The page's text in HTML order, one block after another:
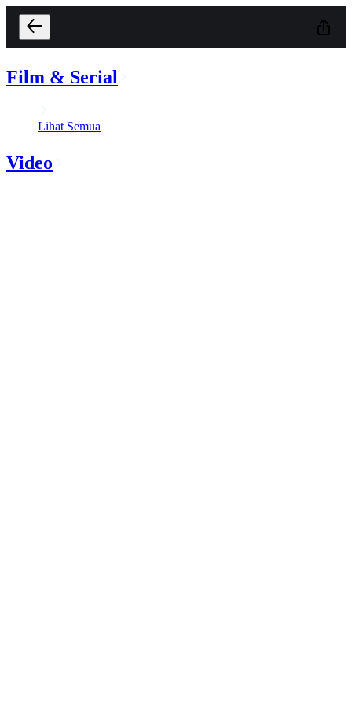
Film & Serial
Lihat Semua
Video